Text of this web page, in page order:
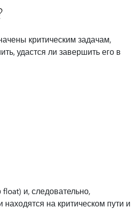
критическим задачам,
удастся ли завершить его в
и, следовательно,
на критическом пути и